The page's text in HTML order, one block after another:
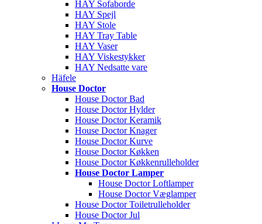
HAY Sofaborde
HAY Spejl
HAY Stole
HAY Tray Table
HAY Vaser
HAY Viskestykker
HAY Nedsatte vare
Häfele
House Doctor
House Doctor Bad
House Doctor Hylder
House Doctor Keramik
House Doctor Knager
House Doctor Kurve
House Doctor Køkken
House Doctor Køkkenrulleholder
House Doctor Lamper
House Doctor Loftlamper
House Doctor Væglamper
House Doctor Toiletrulleholder
House Doctor Jul